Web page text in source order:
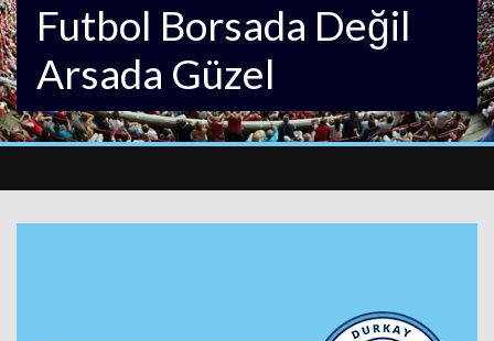
Futbol Borsada Değil
Arsada Güzel